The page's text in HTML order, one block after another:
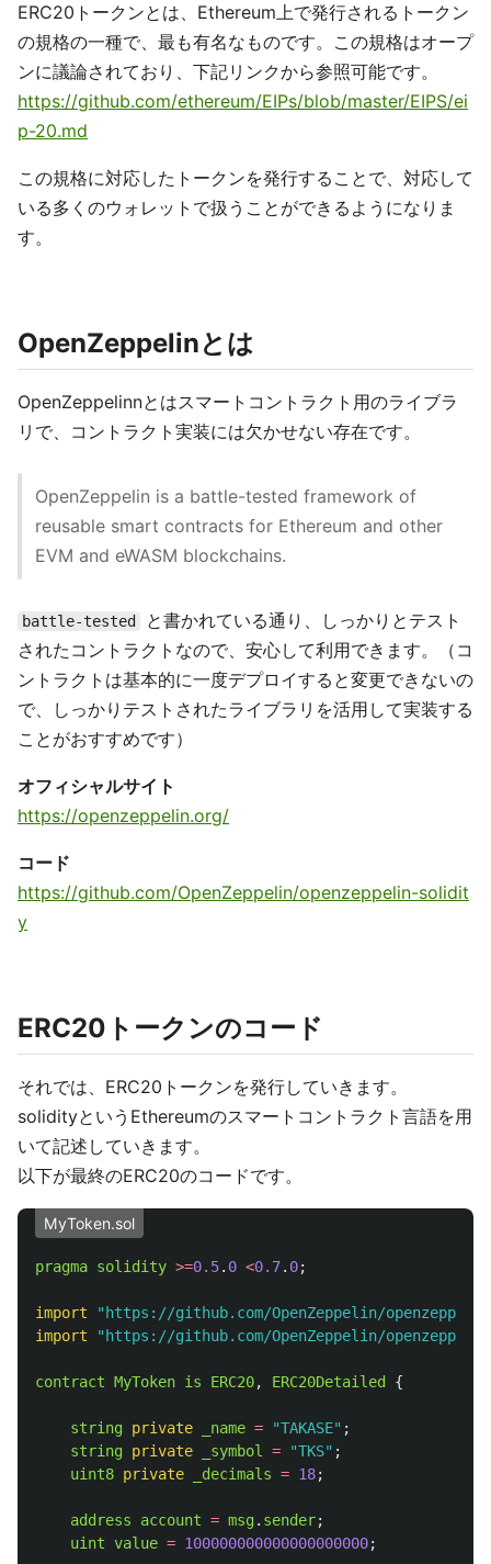
ERC20トークンとは、Ethereum上で発行されるトークン
の規格の一種で、最も有名なものです。この規格はオープ
ンに議論されており、下記リンクから参照可能です。
https://github.com/ethereum/EIPs/blob/master/EIPS/ei
p-20.md
この規格に対応したトークンを発行することで、対応して
いる多くのウォレットで扱うことができるようになりま
す。
OpenZeppelinとは
OpenZeppelinnとはスマートコントラクト用のライブラ
リで、コントラクト実装には欠かせない存在です。
OpenZeppelin is a battle-tested framework of
reusable smart contracts for Ethereum and other
EVM and eWASM blockchains.
battle-tested
と書かれている通り、しっかりとテスト
されたコントラクトなので、安心して利用できます。（コ
ントラクトは基本的に一度デプロイすると変更できないの
で、しっかりテストされたライブラリを活用して実装する
ことがおすすめです）
オフィシャルサイト
https://openzeppelin.org/
コード
https://github.com/OpenZeppelin/openzeppelin-solidit
y
ERC20トークンのコード
それでは、ERC20トークンを発行していきます。
solidityというEthereumのスマートコントラクト言語を用
いて記述していきます。
以下が最終のERC20のコードです。
MyToken.sol
pragma solidity >=0.5. 0 <0.7. 0;
import " https://github.com/OpenZeppelin/
import
" https://github.com/OpenZeppelin/
contract MyToken is ERC20, ERC20Detailed {
string private _name = "TAKASE" ;
string private _symbol = "TKS" ;
uint8 private _decimals = 18;
address account = msg. sender;
uint value = 100000000000000000000;